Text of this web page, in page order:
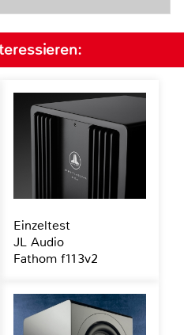
Einzeltest
JL Audio
Fathom f113v2